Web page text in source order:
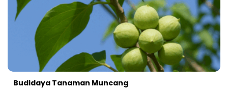
Budidaya Tanaman Muncang